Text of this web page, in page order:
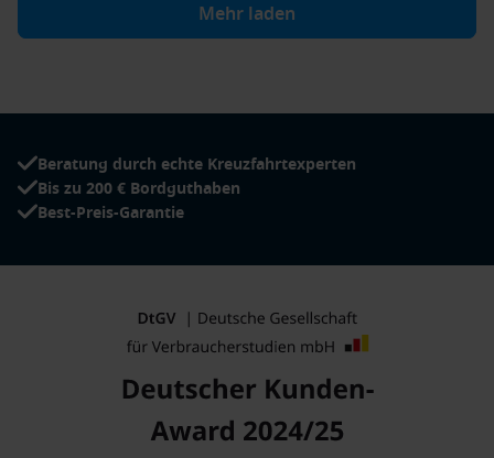
Mehr laden
Beratung durch echte Kreuzfahrtexperten
Bis zu 200 € Bordguthaben
Best-Preis-Garantie